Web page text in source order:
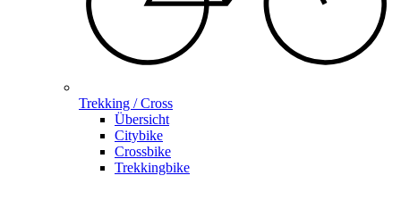
Trekking / Cross
Übersicht
Citybike
Crossbike
Trekkingbike